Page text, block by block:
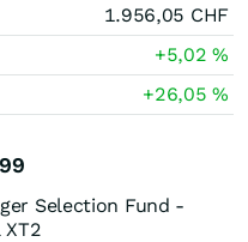
1.956,05 CHF
+5,02%
+26,05%
Selection Fund -
XT2